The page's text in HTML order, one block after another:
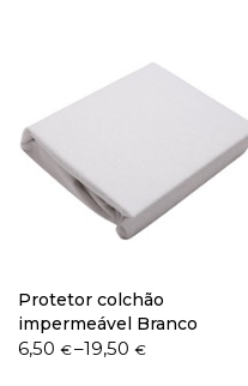
Trocas
Protetor colchão
impermeável Branco
6,50 €–19,50€
Price